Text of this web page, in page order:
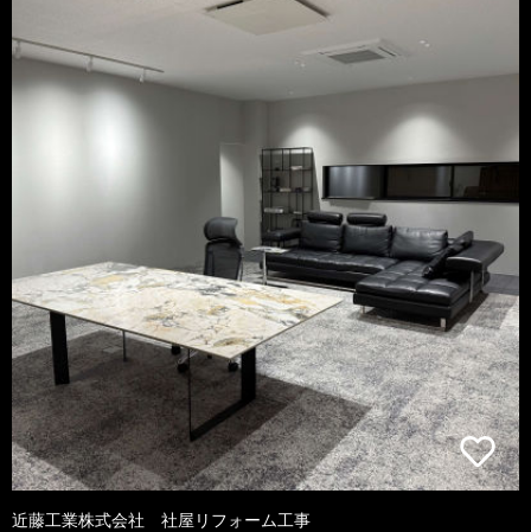
近藤工業株式会社 社屋リフォーム工事